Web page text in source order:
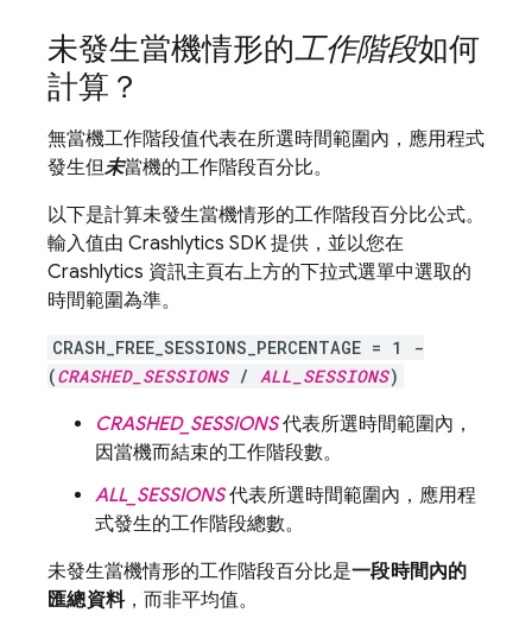
未發生當機情形的工作階段如何
計算？
無當機工作階段值代表在所選時間範圍內，應用程式
發生但未當機的工作階段百分比。
以下是計算未發生當機情形的工作階段百分比公式。
輸入值由 Crashlytics SDK 提供，並以您在
Crashlytics 資訊主頁右上方的下拉式選單中選取的
時間範圍為準。
CRASH_FREE_SESSIONS_PERCENTAGE = 1 -
(CRASHED_SESSIONS/ ALL_SESSIONS)
CRASHED_SESSIONS代表所選時間範圍內，
因當機而結束的工作階段數。
ALL_SESSIONS代表所選時間範圍內，應用程
式發生的工作階段總數。
未發生當機情形的工作階段百分比是一段時間內的
匯總資料，而非平均值。